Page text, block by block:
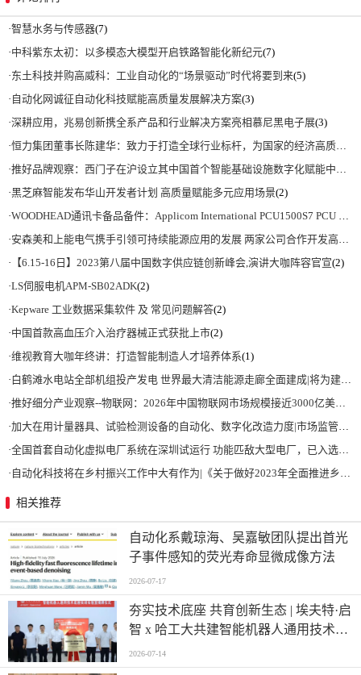
·智慧水务与传感器(7)
·中科紫东太初：以多模态大模型开启铁路智能化新纪元(7)
·东土科技并购高威科：工业自动化的“场景驱动”时代将要到来(5)
· 自动化网诚征自动化科技赋能高质量发展解决方案(3)
·深耕应用，兆易创新携全系产品和行业解决方案亮相慕尼黑电子展(3)
·恒力集团董事长陈建华：致力于打造全球行业标杆，为国家的经济高质量发展贡献更大力量|上海电气集团党委书记、董事长吴磊来访
·推好品牌观察：西门子在沪设立其中国首个智能基础设施数字化赋能中心
·黑芝麻智能发布华山开发者计划 高质量赋能多元应用场景(2)
·WOODHEAD通讯卡备品备件：Applicom International PCU1500S7 PCU 1500 S7 V4.5.0
·安森美和上能电气携手引领可持续能源应用的发展 两家公司合作开发高性能储能和太阳能组串式逆变器方案 以实现可持续的未来
· 【6.15-16日】2023第八届中国数字供应链创新峰会,演讲大咖阵容官宣(2)
·LS伺服电机APM-SB02ADK(2)
·Kepware 工业数据采集软件 及 常见问题解答(2)
·中国首款高血压介入治疗器械正式获批上市(2)
·维视教育大咖年终讲：打造智能制造人才培养体系(1)
·白鹤滩水电站全部机组投产发电 世界最大清洁能源走廊全面建成|将为建设新型能源体系、保障国家能源安全、实现“双碳”目标提供有力支撑
·推好细分产业观察--物联网：2026年中国物联网市场规模接近3000亿美元 智慧工厂、智慧城市、智慧电网等将占60%以上
·加大在用计量器具、试验检测设备的自动化、数字化改造力度|市场监管总局 工业和信息化部 关于促进企业计量能力提升的指导意见
·全国首套自动化虚拟电厂系统在深圳试运行 功能匹敌大型电厂，已入选国际典型案例
· 自动化科技将在乡村振兴工作中大有作为|《关于做好2023年全面推进乡村振兴重点工作的意见》发布
相关推荐
自动化系戴琼海、吴嘉敏团队提出首光
子事件感知的荧光寿命显微成像方法
2026-07-17
夯实技术底座 共育创新生态 | 埃夫特·启
智 x 哈工大共建智能机器人通用技术底
座实训实验室
2026-07-14